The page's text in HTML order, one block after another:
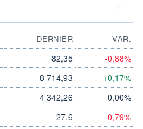
04/05/26
DERNIER
VAR.
82,35 -0,88%
8 714,93 +0,17%
4 342,26 0,00%
27,6 -0,79%